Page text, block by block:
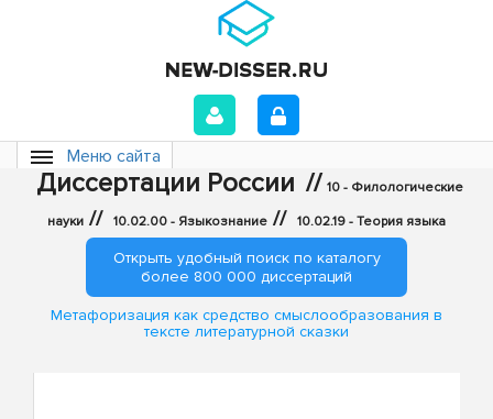
Меню сайта
Диссертации России // 10 - Филологические
науки // 10.02.00 - Языкознание // 10.02.19 - Теория языка
Открыть удобный поиск по каталогу
более 800 000 диссертаций
Метафоризация как средство смыслообразования в
тексте литературной сказки